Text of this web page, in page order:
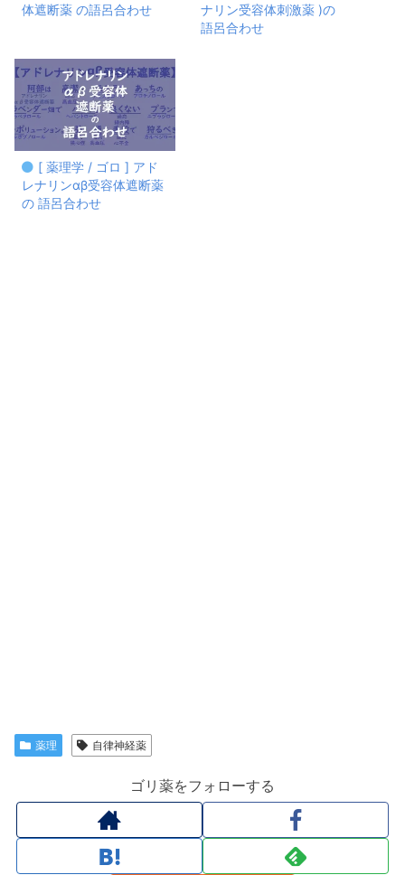
体遮断薬 の語呂合わせ
ナリン受容体刺激薬 )の
語呂合わせ
[ 薬理学 / ゴロ ] アド
レナリンαβ受容体遮断薬
の 語呂合わせ
薬理 自律神経薬
ゴリ薬をフォローする